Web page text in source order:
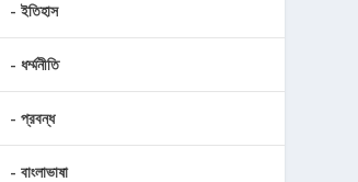
ইতিহাস
ধর্ম্মনীতি
প্রবন্ধ
বাংলাভাষা